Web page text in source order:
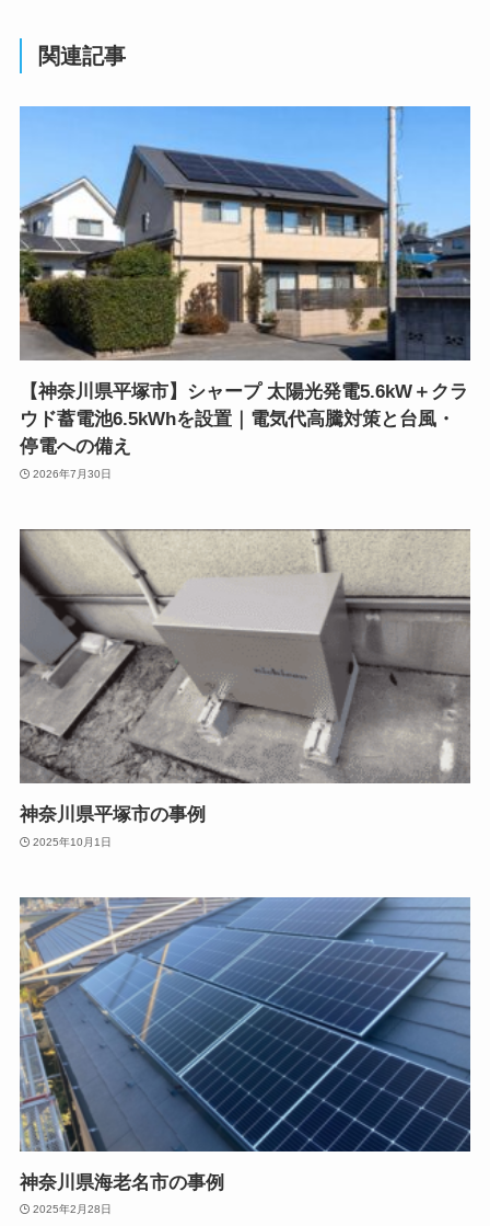
関連記事
【神奈川県平塚市】シャープ 太陽光発電5.6kW＋クラ
ウド蓄電池6.5kWhを設置｜電気代高騰対策と台風・
停電への備え
2026年7月30日
神奈川県平塚市の事例
2025年10月1日
神奈川県海老名市の事例
2025年2月28日